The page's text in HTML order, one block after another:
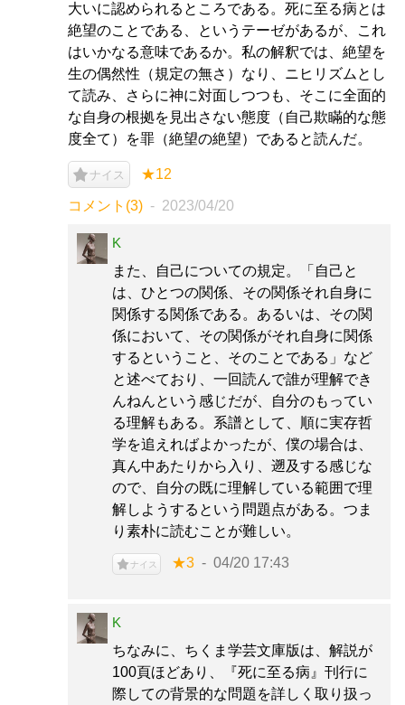
大いに認められるところである。死に至る病とは
絶望のことである、というテーゼがあるが、これ
はいかなる意味であるか。私の解釈では、絶望を
生の偶然性（規定の無さ）なり、ニヒリズムとし
て読み、さらに神に対面しつつも、そこに全面的
な自身の根拠を見出さない態度（自己欺瞞的な態
度全て）を罪（絶望の絶望）であると読んだ。
ナイス ★12
コメント(3) 2023/04/20
K
また、自己についての規定。「自己と
は、ひとつの関係、その関係それ自身に
関係する関係である。あるいは、その関
係において、その関係がそれ自身に関係
するということ、そのことである」など
と述べており、一回読んで誰が理解でき
んねんという感じだが、自分のもってい
る理解もある。系譜として、順に実存哲
学を追えればよかったが、僕の場合は、
真ん中あたりから入り、遡及する感じな
ので、自分の既に理解している範囲で理
解しようするという問題点がある。つま
り素朴に読むことが難しい。
ナイス ★3 04/20 17:43
K
ちなみに、ちくま学芸文庫版は、解説が
100頁ほどあり、『死に至る病』刊行に
際しての背景的な問題を詳しく取り扱っ